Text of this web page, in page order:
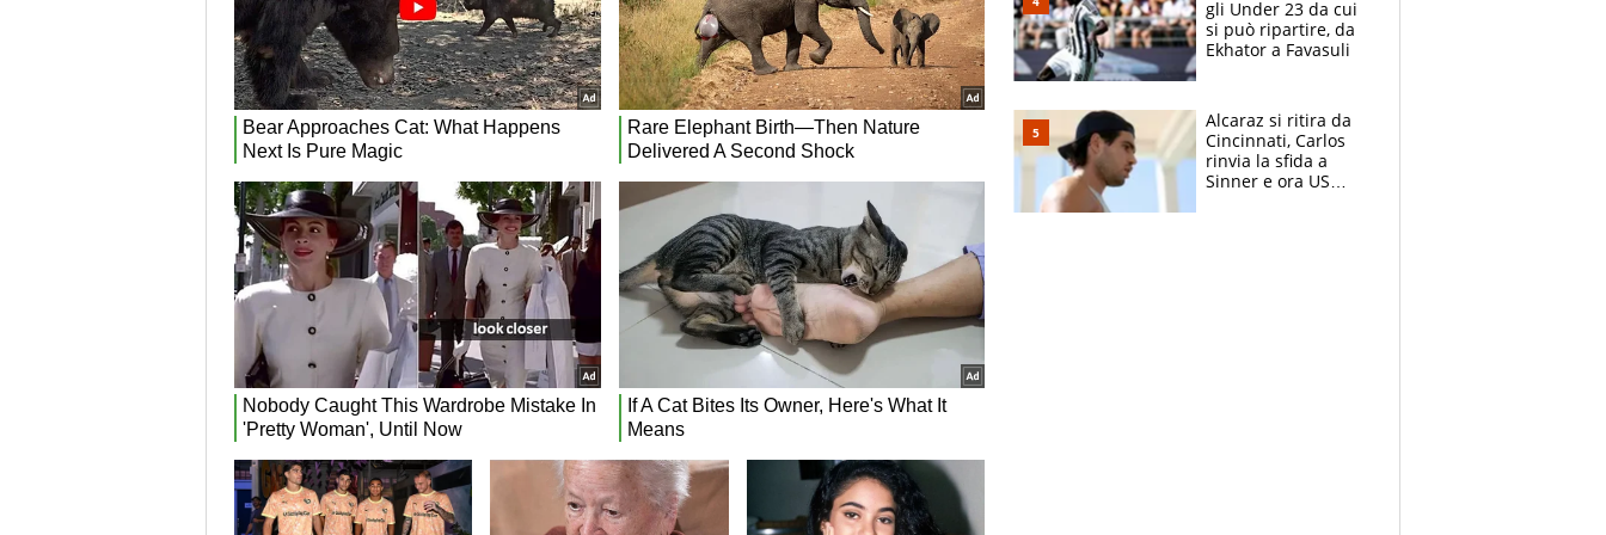
gli Under 23 da cui
si può ripartire, da
Ekhator a Favasuli
Alcaraz si ritira da
Cincinnati, Carlos
rinvia la sfida a
Sinner e ora US